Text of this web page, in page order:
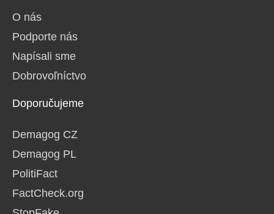
O nás
Podporte nás
Napísali sme
Dobrovoľníctvo
Doporučujeme
Demagog CZ
Demagog PL
PolitiFact
FactCheck.org